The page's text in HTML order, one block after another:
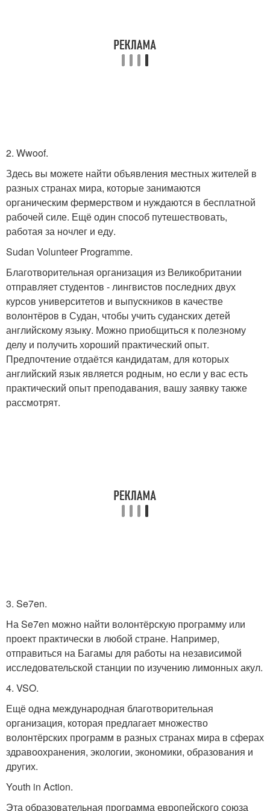
2. Wwoof.
Здесь вы можете найти объявления местных жителей в
разных странах мира, которые занимаются
органическим фермерством и нуждаются в бесплатной
рабочей силе. Ещё один способ путешествовать,
работая за ночлег и еду.
Sudan Volunteer Programme.
Благотворительная организация из Великобритании
отправляет студентов - лингвистов последних двух
курсов университетов и выпускников в качестве
волонтёров в Судан, чтобы учить суданских детей
английскому языку. Можно приобщиться к полезному
делу и получить хороший практический опыт.
Предпочтение отдаётся кандидатам, для которых
английский язык является родным, но если у вас есть
практический опыт преподавания, вашу заявку также
рассмотрят.
3. Se7en.
На Se7en можно найти волонтёрскую программу или
проект практически в любой стране. Например,
отправиться на Багамы для работы на независимой
исследовательской станции по изучению лимонных акул.
4. VSO.
Ещё одна международная благотворительная
организация, которая предлагает множество
волонтёрских программ в разных странах мира в сферах
здравоохранения, экологии, экономики, образования и
других.
Youth in Action.
Эта образовательная программа европейского союза